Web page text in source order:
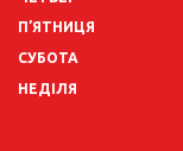
ПʼЯТНИЦЯ
СУБОТА
НЕДІЛЯ